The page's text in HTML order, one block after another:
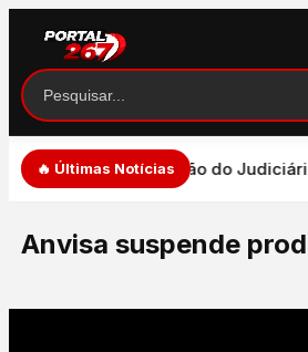
🔥 Últimas Notícias
expressão e atuação do Judiciário
Anvisa suspende